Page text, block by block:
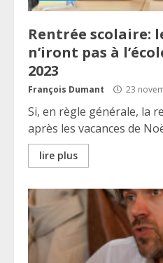
Rentrée scolaire:
n’iront pas à
2023
François Dumant 23
Si, en règle générale, la
après les vacances de
lire plus